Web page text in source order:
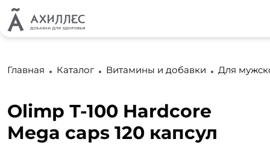
Главная Каталог Витамины и добавки Для
Olimp Т-100 Hardcore
Mega caps 120 капсул